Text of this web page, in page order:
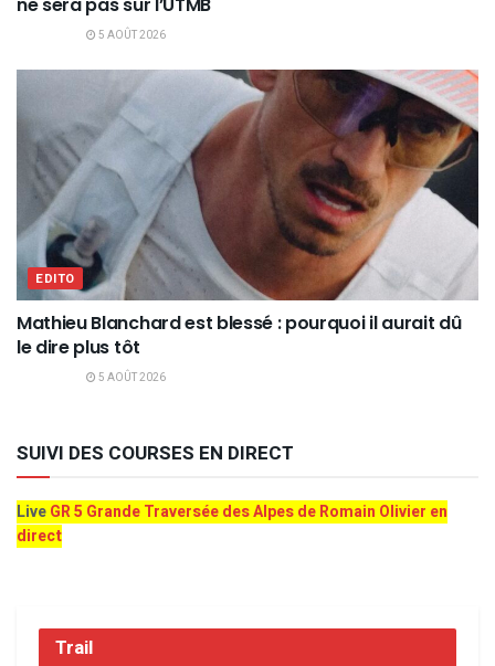
5 AOÛT 2026
EDITO
Mathieu Blanchard est blessé : pourquoi il aurait dû
le dire plus tôt
5 AOÛT 2026
SUIVI DES COURSES EN DIRECT
LiveGR 5 Grande Traversée des Alpes de Romain Olivier en
direct
Trail